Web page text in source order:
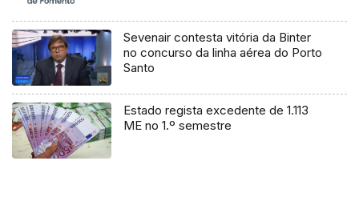
Sevenair contesta vitória da Binter
no concurso da linha aérea do Porto
Santo
Estado regista excedente de 1.113
ME no 1.º semestre